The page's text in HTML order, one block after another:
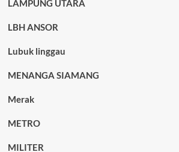
LAMPUNG UTARA
LBH ANSOR
Lubuk linggau
MENANGA SIAMANG
Merak
METRO
MILITER